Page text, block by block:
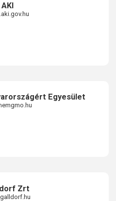
AKI
Egyesület
Zrt